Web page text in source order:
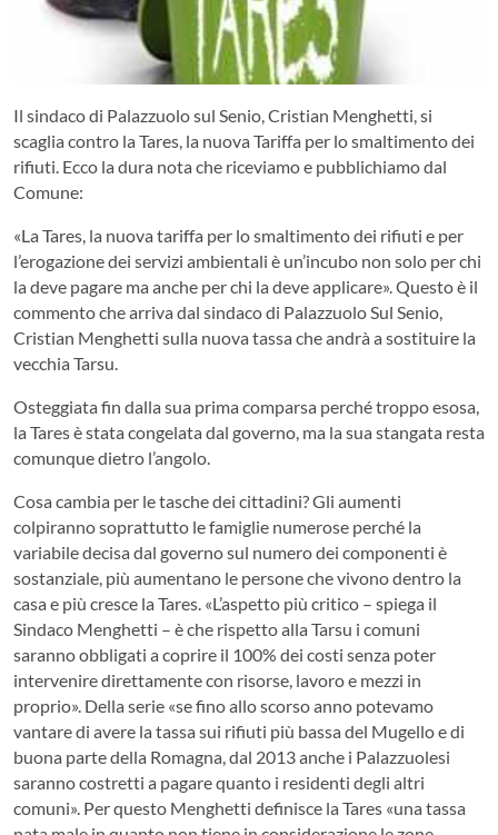
Il sindaco di Palazzuolo sul Senio, Cristian Menghetti, si
scaglia contro la Tares, la nuova Tariffa per lo smaltimento dei
rifiuti. Ecco la dura nota che riceviamo e pubblichiamo dal
Comune:
«La Tares, la nuova tariffa per lo smaltimento dei rifiuti e per
l’erogazione dei servizi ambientali è un’incubo non solo per chi
la deve pagare ma anche per chi la deve applicare». Questo è il
commento che arriva dal sindaco di Palazzuolo Sul Senio,
Cristian Menghetti sulla nuova tassa che andrà a sostituire la
vecchia Tarsu.
Osteggiata fin dalla sua prima comparsa perché troppo esosa,
la Tares è stata congelata dal governo, ma la sua stangata resta
comunque dietro l’angolo.
Cosa cambia per le tasche dei cittadini? Gli aumenti
colpiranno soprattutto le famiglie numerose perché la
variabile decisa dal governo sul numero dei componenti è
sostanziale, più aumentano le persone che vivono dentro la
casa e più cresce la Tares. «L’aspetto più critico – spiega il
Sindaco Menghetti – è che rispetto alla Tarsu i comuni
saranno obbligati a coprire il 100% dei costi senza poter
intervenire direttamente con risorse, lavoro e mezzi in
proprio». Della serie «se fino allo scorso anno potevamo
vantare di avere la tassa sui rifiuti più bassa del Mugello e di
buona parte della Romagna, dal 2013 anche i Palazzuolesi
saranno costretti a pagare quanto i residenti degli altri
comuni». Per questo Menghetti definisce la Tares «una tassa